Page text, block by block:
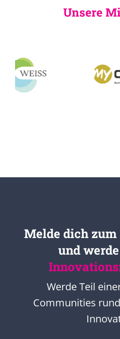
Unsere
Melde dich
und
Werde Teil
Communities